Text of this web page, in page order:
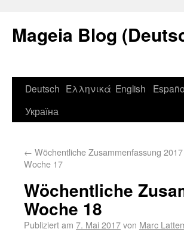
Mageia Blog
Deutsch Ελληνικά English
Україна
← Wöchentliche Zusammenfassung
Woche 17
Wöchentliche
Woche 18
Publiziert am 7. Mai 2017von Marc